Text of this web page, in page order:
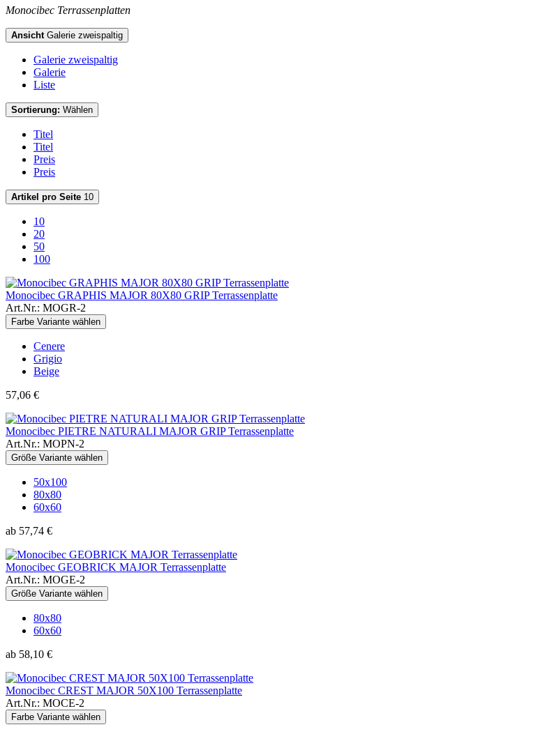
Monocibec Terrassenplatten
Ansicht Galerie zweispaltig
Galerie zweispaltig
Galerie
Liste
Sortierung: Wählen
Titel
Titel
Preis
Preis
Artikel pro Seite 10
10
20
50
100
Monocibec GRAPHIS MAJOR 80X80 GRIP Terrassenplatte
Art.Nr.: MOGR-2
Farbe Variante wählen
Cenere
Grigio
Beige
57,06 €
Monocibec PIETRE NATURALI MAJOR GRIP Terrassenplatte
Art.Nr.: MOPN-2
Größe Variante wählen
50x100
80x80
60x60
ab 57,74 €
Monocibec GEOBRICK MAJOR Terrassenplatte
Art.Nr.: MOGE-2
Größe Variante wählen
80x80
60x60
ab 58,10 €
Monocibec CREST MAJOR 50X100 Terrassenplatte
Art.Nr.: MOCE-2
Farbe Variante wählen